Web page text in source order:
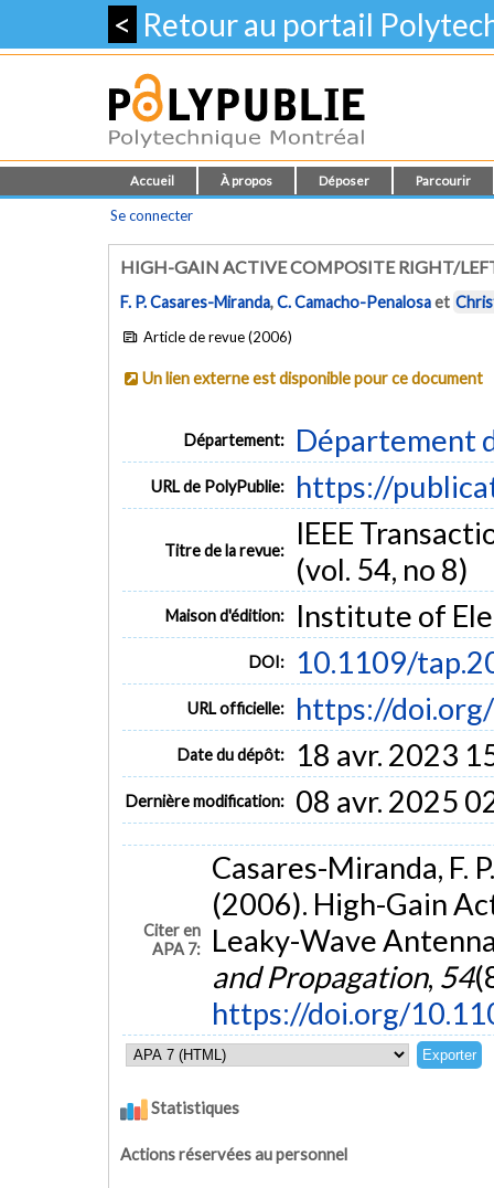
< Retour au portail
Accueil À propos Déposer Parcourir
Se connecter
HIGH-GAIN ACTIVE COMPOSITE RIGHT/
F. P. Casares-Miranda,C. Camacho-Penalosaet
Article de revue (2006)
Un lien externe est disponible pour ce document
Département: Département
URL de PolyPublie: https://
Titre de la revue:
IEEE
(vol. 54, no 8)
Maison d'édition: Institute of
DOI: 10.1109/
URL officielle: https://
Date du dépôt: 18 avr. 2023
Dernière modification: 08 avr. 2025
Citer en
APA 7:
Casares-Miranda, F.
(2006). High-Gain
Leaky-Wave
and Propagation, 54
https://doi.org/
Statistiques
Actions réservées au personnel